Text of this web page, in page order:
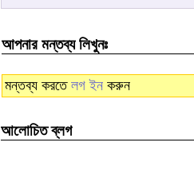
আপনার মন্তব্য লিখুনঃ
মন্তব্য করতে লগ ইন করুন
আলোচিত ব্লগ